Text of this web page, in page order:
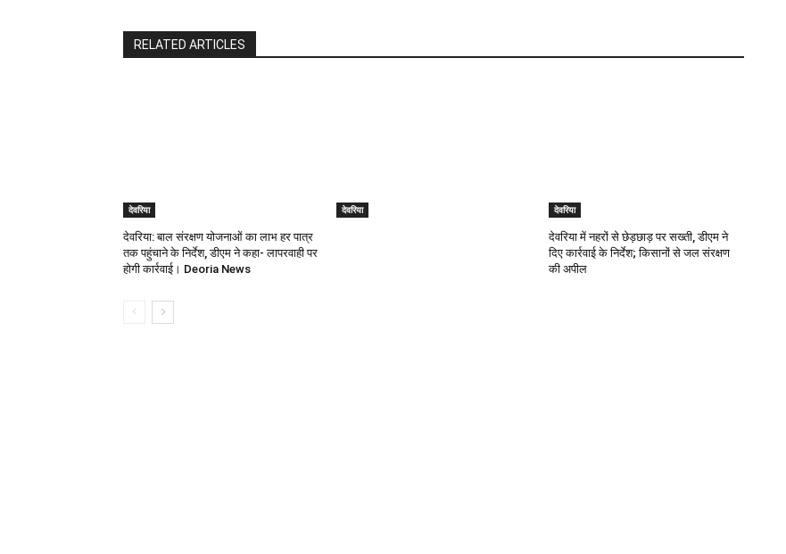
RELATED ARTICLES
देवरिया
देवरिया: बाल संरक्षण योजनाओं का लाभ हर पात्र
तक पहुंचाने के निर्देश, डीएम ने कहा- लापरवाही पर
होगी कार्रवाई। Deoria News
देवरिया देवरिया
देवरिया में नहरों से छेड़छाड़ पर सख्ती, डीएम ने
दिए कार्रवाई के निर्देश; किसानों से जल संरक्षण
की अपील